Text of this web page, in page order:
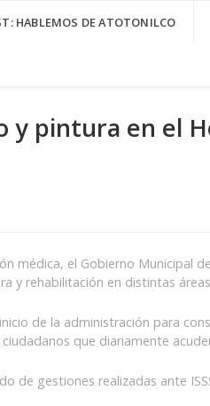
HABLEMOS DE ATOTONILCO
y pintura en el
médica, el Gobierno Municipal
rehabilitación en distintas
de la administración para
que diariamente
gestiones realizadas ante